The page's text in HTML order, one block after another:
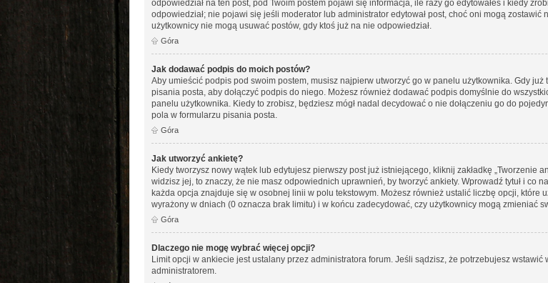
odpowiedział na ten post, pod Twoim postem pojawi się informacja, ile razy go edytowałeś i kiedy
odpowiedział; nie pojawi się jeśli moderator lub administrator edytował post, choć oni mogą
użytkownicy nie mogą usuwać postów, gdy ktoś już na nie odpowiedział.
Góra
Jak dodawać podpis do moich postów?
Aby umieścić podpis pod swoim postem, musisz najpierw utworzyć go w panelu użytkownika. Gdy już
pisania posta, aby dołączyć podpis do niego. Możesz również dodawać podpis domyślnie do
panelu użytkownika. Kiedy to zrobisz, będziesz mógł nadal decydować o nie dołączeniu go do
pola w formularzu pisania posta.
Góra
Jak utworzyć ankietę?
Kiedy tworzysz nowy wątek lub edytujesz pierwszy post już istniejącego, kliknij zakładkę „Tworzenie
widzisz jej, to znaczy, że nie masz odpowiednich uprawnień, by tworzyć ankiety. Wprowadź tytuł i co
każda opcja znajduje się w osobnej linii w polu tekstowym. Możesz również ustalić liczbę opcji, które
wyrażony w dniach (0 oznacza brak limitu) i w końcu zadecydować, czy użytkownicy mogą zmieniać
Góra
Dlaczego nie mogę wybrać więcej opcji?
Limit opcji w ankiecie jest ustalany przez administratora forum. Jeśli sądzisz, że potrzebujesz
administratorem.